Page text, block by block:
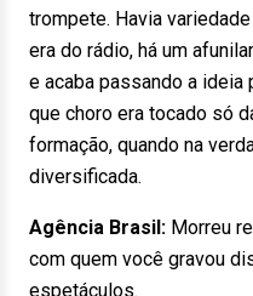
trompete. Havia
era do rádio, há um
e acaba passando a
que choro era tocado só
formação, quando na
diversificada.
Agência Brasil: Morreu
com quem você gravou
espetáculos.